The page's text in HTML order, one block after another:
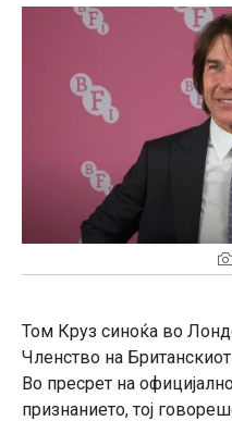
Том Круз синоќа во
Членство на
Во пресрет на
признанието, тој